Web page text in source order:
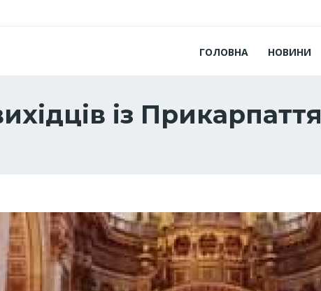
ГОЛОВНА НОВИНИ
із Прикарпаття